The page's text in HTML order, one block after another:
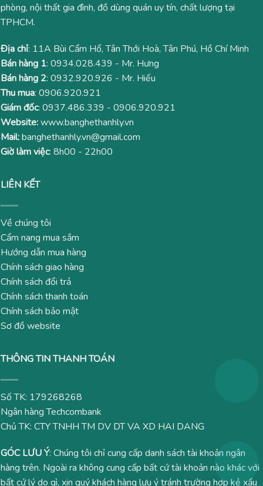
phòng, nội thất gia đình, đồ dùng quán uy tín, chất lượng tại
TPHCM.
Địa chỉ: 11A Bùi Cẩm Hổ, Tân Thới Hoà, Tân Phú, Hồ Chí Minh
Bán hàng 1: 0934.028.439 - Mr. Hưng
Bán hàng 2: 0932.920.926 - Mr. Hiếu
Thu mua: 0906.920.921
Giám đốc: 0937.486.339 - 0906.920.921
Website:www.banghethanhly.vn
Mail:banghethanhly.vn@gmail.com
Giờ làm việc: 8h00 - 22h00
LIÊN KẾT
Về chúng tôi
Cẩm nang mua sắm
Hướng dẫn mua hàng
Chính sách giao hàng
Chính sách đổi trả
Chính sách thanh toán
Chính sách bảo mật
Sơ đồ website
THÔNG TIN THANH TOÁN
Số TK: 179268268
Ngân hàng Techcombank
Chủ TK: CTY TNHH TM DV DT VA XD HAI DANG
GÓC LƯU Ý: Chúng tôi chỉ cung cấp danh sách tài khoản ngân
hàng trên. Ngoài ra không cung cấp bất cứ tài khoản nào khác với
bất cứ lý do gì, xin quý khách hàng lưu ý tránh trường hợp kẻ xấu